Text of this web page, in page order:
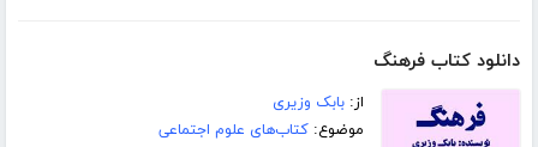
دانلود کتاب فرهنگ
از:بابک وزیری
موضوع:کتاب‌های علوم اجتماعی